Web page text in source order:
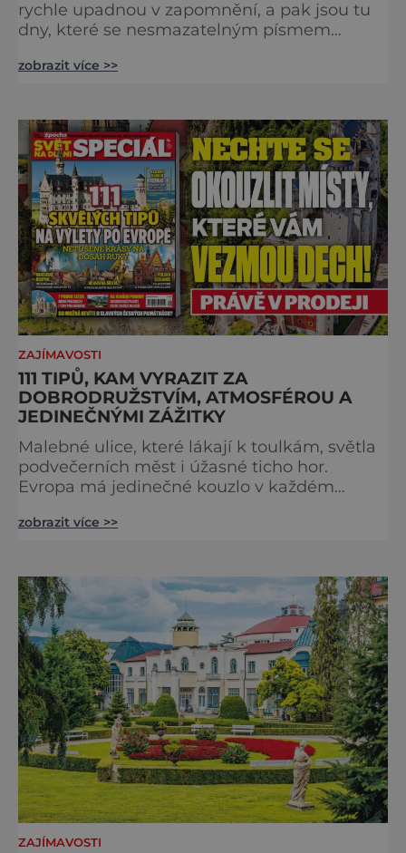
rychle upadnou v zapomnění, a pak jsou tu
dny, které se nesmazatelným písmem
dojde k významnému objevu nebo děsivé
krážem. Je 10. dubna roku 49 př. n. l. a na
břehu říčky Rubikon pronáší Gaius Julius
Caesar svou slavnou vě
zobrazit více >>
ZAJÍMAVOSTI
111 TIPŮ, KAM VYRAZIT ZA
DOBRODRUŽSTVÍM, ATMOSFÉROU A
JEDINEČNÝMI ZÁŽITKY
Malebné ulice, které lákají k toulkám, světla
podvečerních měst i úžasné ticho hor.
Evropa má jedinečné kouzlo v každém
zve na cestu plnou inspirace, dobrodružství i
podobě. Města s neopakovatelnou
atmosférou Vydejte se s námi na prohlídku
měst, která patří k
zobrazit více >>
ZAJÍMAVOSTI